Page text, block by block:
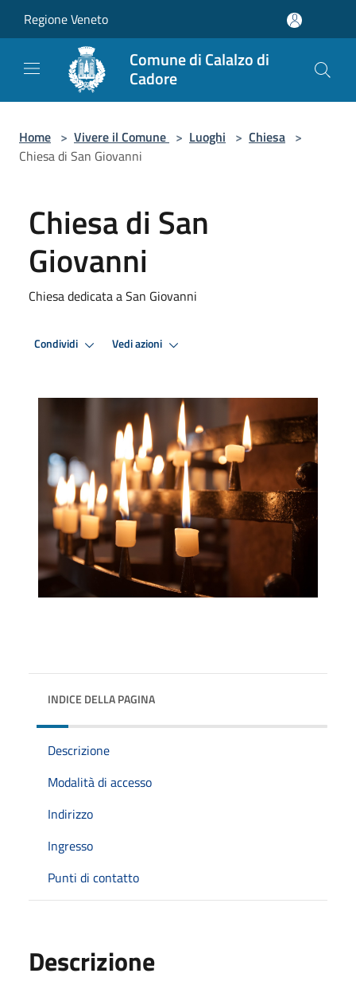
Regione Veneto
Comune di Calalzo di
Cadore
Home > Vivere il Comune > Luoghi > Chiesa >
Chiesa di San Giovanni
Chiesa di San
Giovanni
Chiesa dedicata a San Giovanni
Condividi Vedi azioni
INDICE DELLA PAGINA
Descrizione
Modalità di accesso
Indirizzo
Ingresso
Punti di contatto
Descrizione